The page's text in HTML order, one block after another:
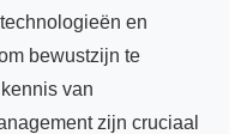
en
bewustzijn te
van
zijn cruciaal